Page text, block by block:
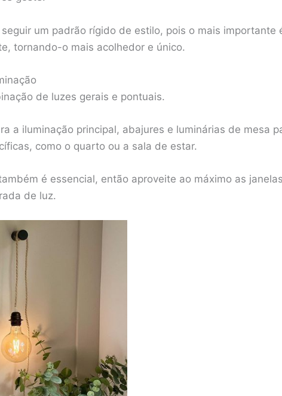
um padrão rígido de estilo, pois o mais importante
tornando-o mais acolhedor e único.
de luzes gerais e pontuais.
a iluminação principal, abajures e luminárias de mesa
como o quarto ou a sala de estar.
é essencial, então aproveite ao máximo as
de luz.